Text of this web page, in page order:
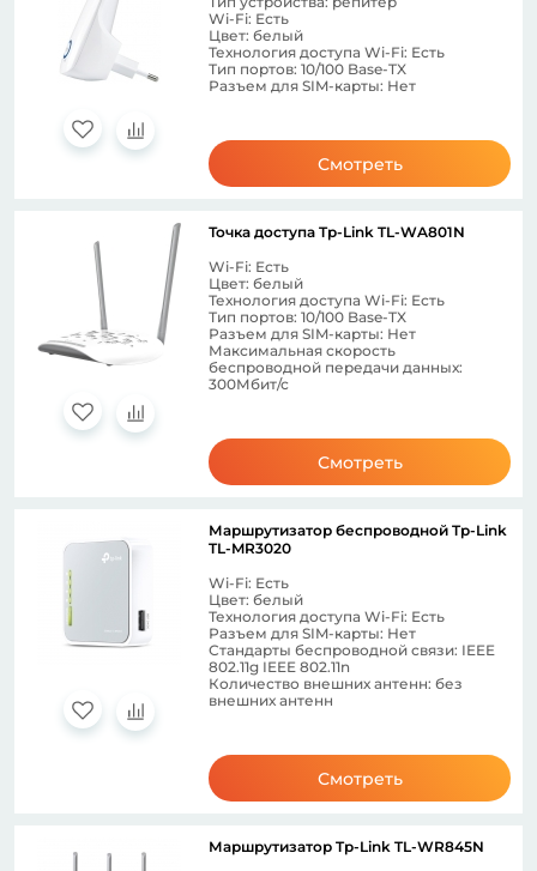
Wi-Fi: Есть
Цвет: белый
Технология доступа Wi-Fi: Есть
Тип портов: 10/100 Base-TX
Разъем для SIM-карты: Нет
Смотреть
Точка доступа Tp-Link TL-WA801N
Wi-Fi: Есть
Цвет: белый
Технология доступа Wi-Fi: Есть
Тип портов: 10/100 Base-TX
Разъем для SIM-карты: Нет
Максимальная скорость
беспроводной передачи данных:
300Мбит/с
Смотреть
Маршрутизатор беспроводной Tp-Link
TL-MR3020
Wi-Fi: Есть
Цвет: белый
Технология доступа Wi-Fi: Есть
Разъем для SIM-карты: Нет
Стандарты беспроводной связи: IEEE
802.11g IEEE 802.11n
Количество внешних антенн: без
внешних антенн
Смотреть
Маршрутизатор Tp-Link TL-WR845N